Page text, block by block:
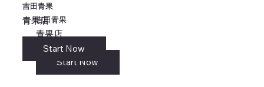
吉田青果
青果店
リンク
吉田青果
青果店
Start Now
吉田青果
青果店
Start Now
吉田青果
青果店
Start Now